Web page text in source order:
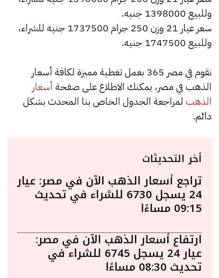
وللبيع 1398000 جنيه.
سعر عيار 21 وزن 250 جرام 1737500 جنيه للشراء،
وللبيع 1747500 جنيه.
نقوم في مصر 365 بعمل تغطية مميزة لكافة أسعار
الذهب في مصر، يمكنك الاطلاع على صفحة أسعار
الذهب لمراجعة الجدول الخاص بنا المحدث بشكل
دائم.
أخر التحديثات
تراجع أسعار الذهب الآن في مصر: عيار
24 يسجل 6730 للشراء في تحديث
09:15 مساءًا
ارتفاع أسعار الذهب الآن في مصر:
عيار 24 يسجل 6745 للشراء في
تحديث 08:30 مساءًا